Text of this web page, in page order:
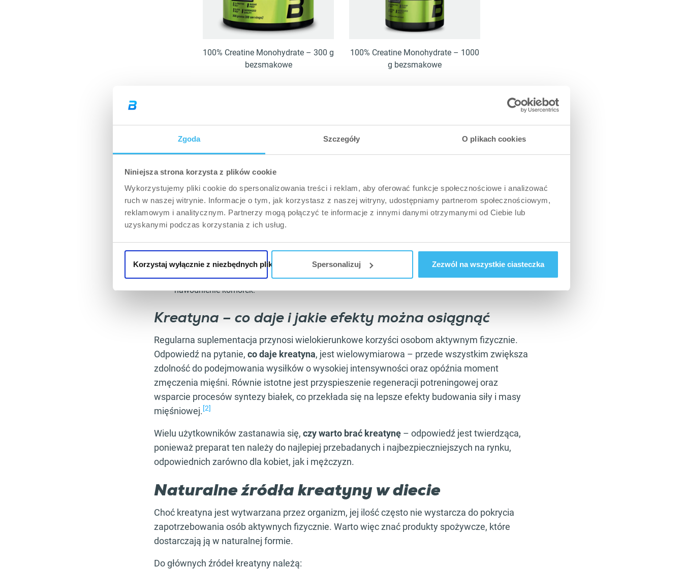
Zgoda Szczegóły O plikach cookies
Niniejsza strona korzysta z plików cookie
Wykorzystujemy pliki cookie do spersonalizowania treści i reklam, aby oferować funkcje społecznościowe i analizować
ruch w naszej witrynie. Informacje o tym, jak korzystasz z naszej witryny, udostępniamy partnerom społecznościowym,
reklamowym i analitycznym. Partnerzy mogą połączyć te informacje z innymi danymi otrzymanymi od Ciebie lub
uzyskanymi podczas korzystania z ich usług.
Korzystaj wyłącznie z niezbędnych plików cookie Spersonalizuj Zezwól na wszystkie ciasteczka
100% Creatine Monohydrate – 300 g
bezsmakowe
100% Creatine Monohydrate – 1000
g bezsmakowe
Dzięki temu mechanizmowi opóźnia się moment wystąpienia zmęczenia, a regeneracja
potreningowa przebiega sprawniej. Najpopularniejsza forma tego suplementu,
oraz pomaga utrzymać prawidłowe nawodnienie komórek.
Źródło:Organizm syntetyzuje kreatynę z argininy, glicyny i metioniny; dodatkowe ilości pochodzą z
mięsa i ryb.
Miejsce magazynowania:Mięśnie szkieletowe, gdzie kreatyna występuje w postaci fosfokreatyny.
Mechanizm działania:Fosfokreatyna odtwarza ATP podczas intensywnego wysiłku, opóźniając
zmęczenie mięśni.
Monohydrat kreatyny:Najpopularniejsza forma suplementu, wspierająca syntezę białek i
nawodnienie komórek.
Kreatyna – co daje i jakie efekty można osiągnąć
Regularna suplementacja przynosi wielokierunkowe korzyści osobom aktywnym fizycznie.
Odpowiedź na pytanie, co daje kreatyna, jest wielowymiarowa – przede wszystkim zwiększa
zdolność do podejmowania wysiłków o wysokiej intensywności oraz opóźnia moment
zmęczenia mięśni. Równie istotne jest przyspieszenie regeneracji potreningowej oraz
wsparcie procesów syntezy białek, co przekłada się na lepsze efekty budowania siły i masy
mięśniowej.[2]
Wielu użytkowników zastanawia się, czy warto brać kreatynę – odpowiedź jest twierdząca,
ponieważ preparat ten należy do najlepiej przebadanych i najbezpieczniejszych na rynku,
odpowiednich zarówno dla kobiet, jak i mężczyzn.
Naturalne źródła kreatyny w diecie
Choć kreatyna jest wytwarzana przez organizm, jej ilość często nie wystarcza do pokrycia
zapotrzebowania osób aktywnych fizycznie. Warto więc znać produkty spożywcze, które
dostarczają ją w naturalnej formie.
Do głównych źródeł kreatyny należą: